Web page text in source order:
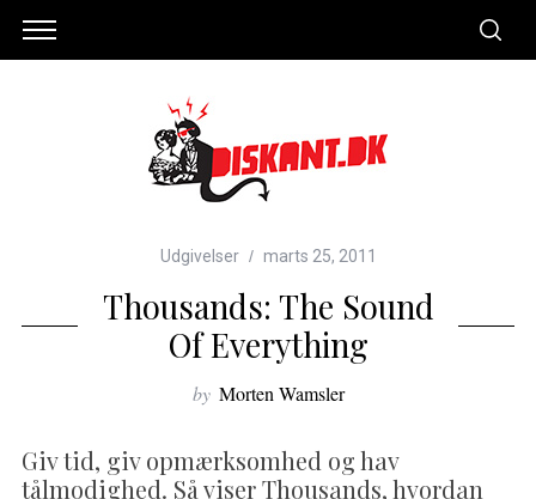
Udgivelser marts 25, 2011
Thousands: The Sound
Of Everything
by Morten Wamsler
Giv tid, giv opmærksomhed og hav
tålmodighed. Så viser Thousands, hvordan